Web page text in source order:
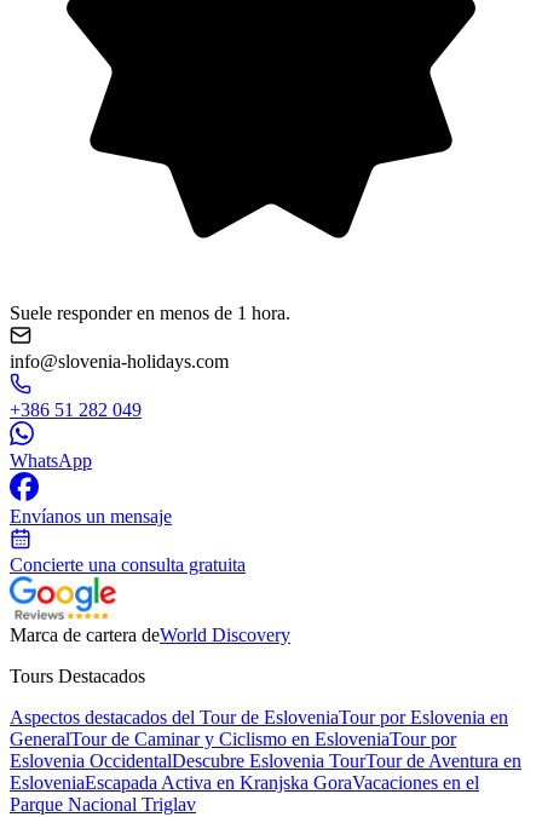
Suele responder en menos de 1 hora.
info@slovenia-holidays.com
+386 51 282 049
WhatsApp
Envíanos un mensaje
Concierte una consulta gratuita
Marca de cartera deWorld Discovery
Tours Destacados
Aspectos destacados del Tour de EsloveniaTour por Eslovenia en
GeneralTour de Caminar y Ciclismo en EsloveniaTour por
Eslovenia OccidentalDescubre Eslovenia TourTour de Aventura en
EsloveniaEscapada Activa en Kranjska GoraVacaciones en el
Parque Nacional Triglav